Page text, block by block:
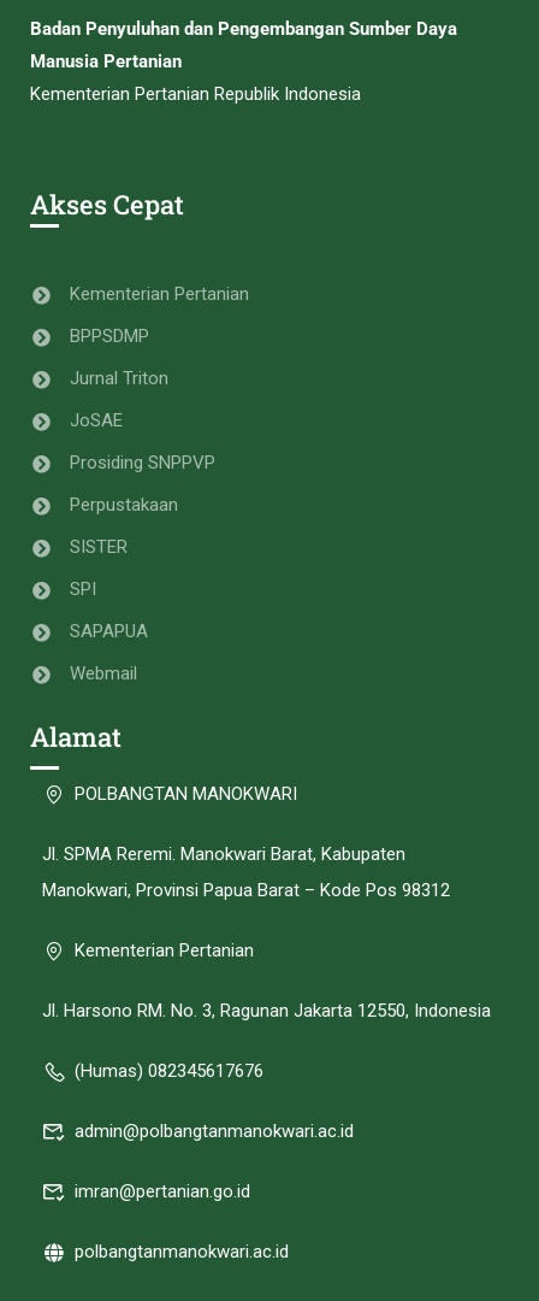
Badan Penyuluhan dan Pengembangan Sumber Daya
Manusia Pertanian
Kementerian Pertanian Republik Indonesia
Akses Cepat
Kementerian Pertanian
BPPSDMP
Jurnal Triton
JoSAE
Prosiding SNPPVP
Perpustakaan
SISTER
SPI
SAPAPUA
Webmail
Alamat
POLBANGTAN MANOKWARI
Jl. SPMA Reremi. Manokwari Barat, Kabupaten
Manokwari, Provinsi Papua Barat – Kode Pos 98312
Kementerian Pertanian
Jl. Harsono RM. No. 3, Ragunan Jakarta 12550, Indonesia
(Humas) 082345617676
admin@polbangtanmanokwari.ac.id
imran@pertanian.go.id
polbangtanmanokwari.ac.id